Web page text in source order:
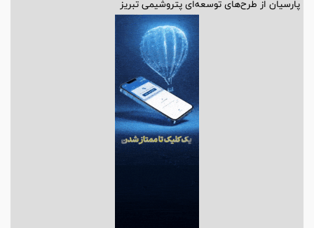
پارسیان از طرح‌های توسعه‌ای پتروشیمی تبریز